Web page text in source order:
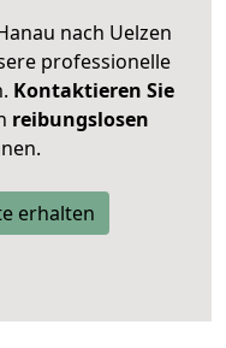
nach Uelzen
professionelle
Kontaktieren Sie
reibungslosen
erhalten